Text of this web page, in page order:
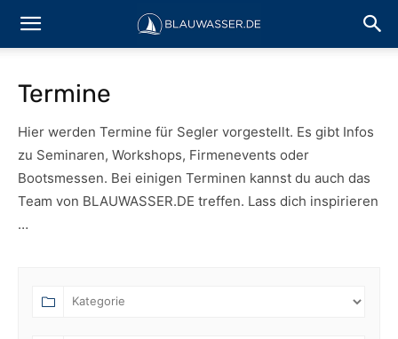
Termine
Hier werden Termine für Segler vorgestellt. Es gibt Infos
zu Seminaren, Workshops, Firmenevents oder
Bootsmessen. Bei einigen Terminen kannst du auch das
Team von BLAUWASSER.DE treffen. Lass dich inspirieren
…